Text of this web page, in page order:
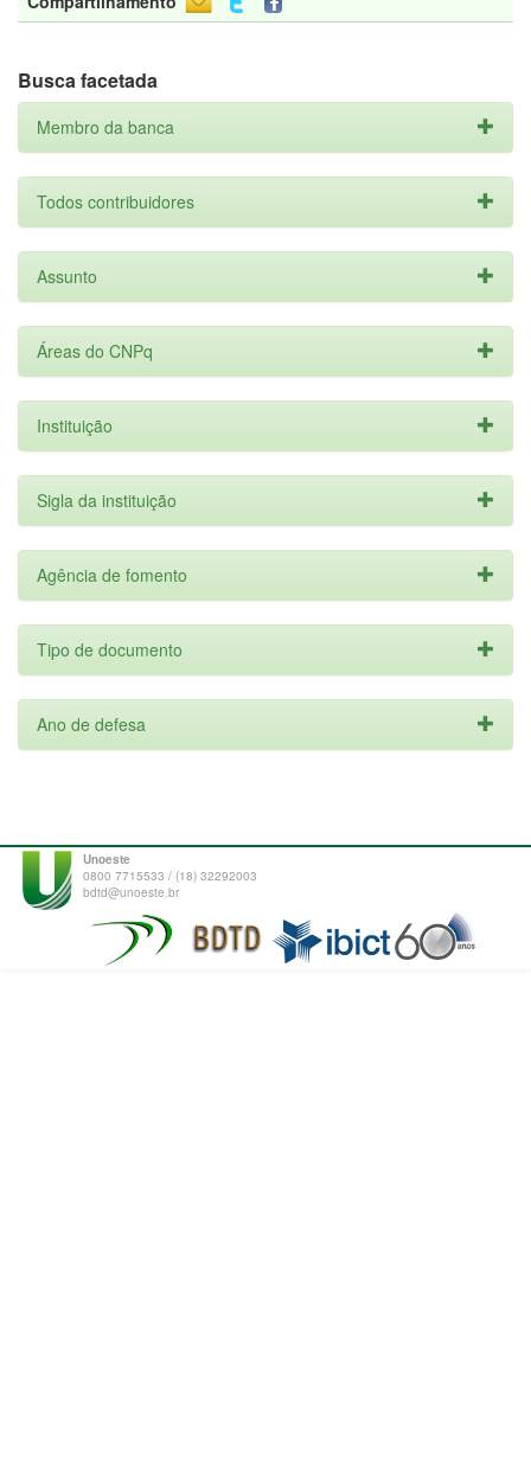
Busca facetada
Membro da banca
Todos contribuidores
Assunto
Áreas do CNPq
Instituição
Sigla da instituição
Agência de fomento
Tipo de documento
Ano de defesa
Unoeste
0800 7715533 / (18) 32292003
bdtd@unoeste.br